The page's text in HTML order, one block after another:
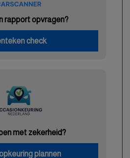
rapport opvragen?
check
met zekerheid?
plannen